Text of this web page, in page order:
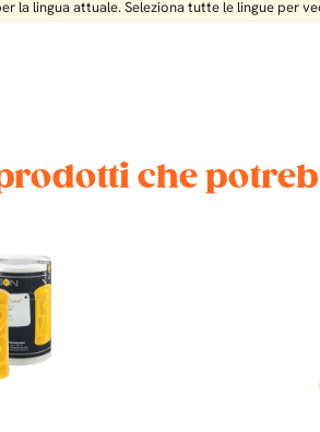
la lingua attuale. Seleziona tutte le lingue per
che